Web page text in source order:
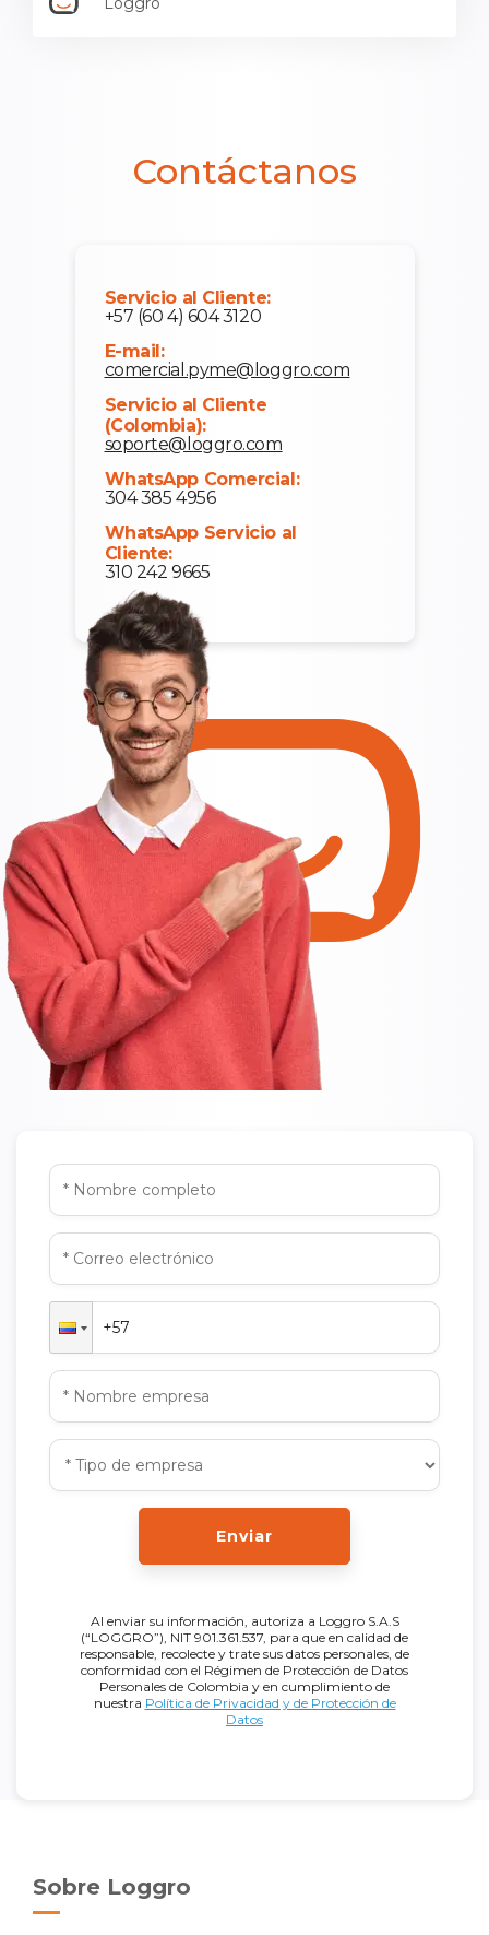
Contáctanos
Servicio al Cliente:
+57 (60 4) 604 3120
E-mail:
comercial.pyme@loggro.com
Servicio al Cliente
(Colombia):
soporte@loggro.com
WhatsApp Comercial:
304 385 4956
WhatsApp Servicio al
Cliente:
310 242 9665
Enviar
Al enviar su información, autoriza a Loggro S.A.S
(“LOGGRO”), NIT 901.361.537, para que en calidad de
responsable, recolecte y trate sus datos personales, de
conformidad con el Régimen de Protección de Datos
Personales de Colombia y en cumplimiento de
nuestra Política de Privacidad y de Protección de
Datos
Sobre Loggro